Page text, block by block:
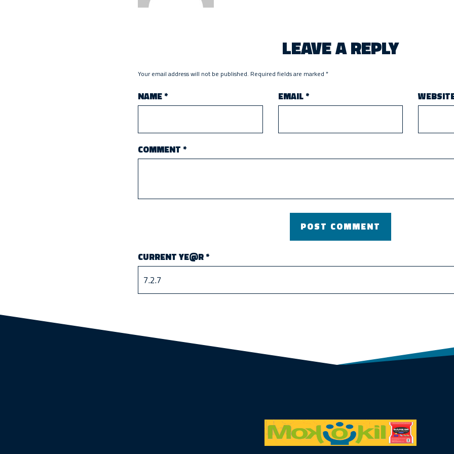
LEAVE A REPLY
Your email address will not be published. Required fields are marked *
NAME* EMAIL*
COMMENT *
CURRENT YE@R*